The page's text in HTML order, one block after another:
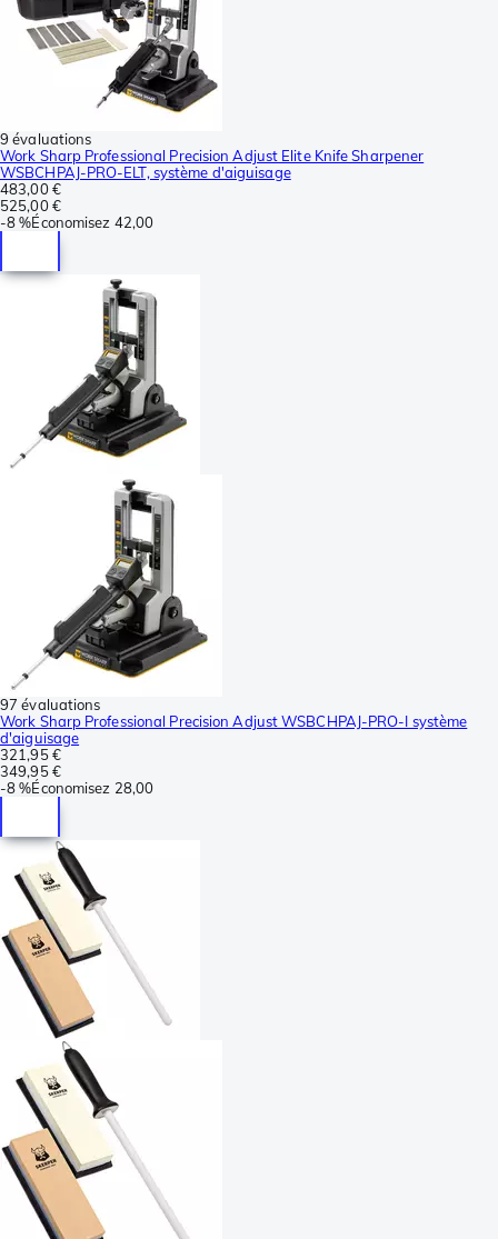
9 évaluations
Work Sharp Professional Precision Adjust Elite Knife Sharpener
WSBCHPAJ-PRO-ELT, système d'aiguisage
483,00 €
525,00 €
-8 %Économisez 42,00
97 évaluations
Work Sharp Professional Precision Adjust WSBCHPAJ-PRO-I système
d'aiguisage
321,95 €
349,95 €
-8 %Économisez 28,00